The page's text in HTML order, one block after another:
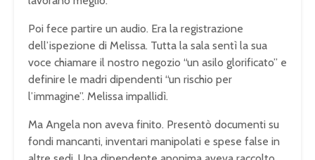
Poi fece partire un audio. Era la registrazione
dell’ispezione di Melissa. Tutta la sala sentì la sua
voce chiamare il nostro negozio “un asilo glorificato” e
definire le madri dipendenti “un rischio per
l’immagine”. Melissa impallidì.
Ma Angela non aveva finito. Presentò documenti su
fondi mancanti, inventari manipolati e spese false in